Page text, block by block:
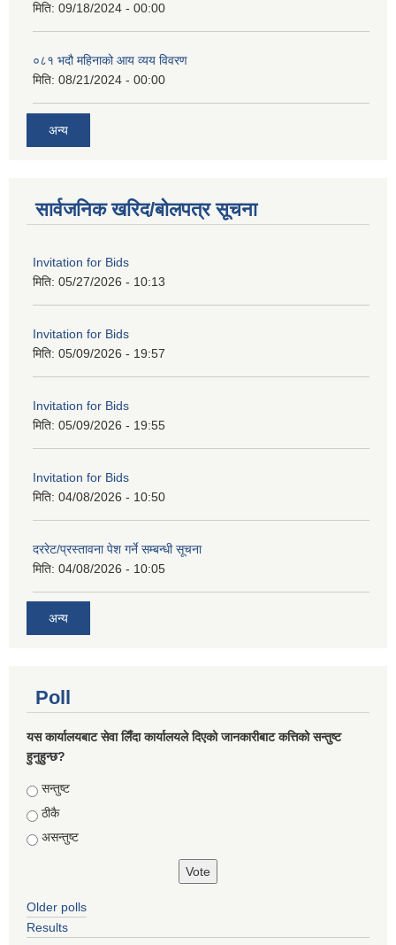
मिति: 09/18/2024 - 00:00
०८१ भदौ महिनाको आय व्यय विवरण
मिति: 08/21/2024 - 00:00
अन्य
सार्वजनिक खरिद/बोलपत्र सूचना
Invitation for Bids
मिति: 05/27/2026 - 10:13
Invitation for Bids
मिति: 05/09/2026 - 19:57
Invitation for Bids
मिति: 05/09/2026 - 19:55
Invitation for Bids
मिति: 04/08/2026 - 10:50
दररेट/प्रस्तावना पेश गर्ने सम्बन्धी सूचना
मिति: 04/08/2026 - 10:05
अन्य
Poll
यस कार्यालयबाट सेवा लिँदा कार्यालयले दिएको जानकारीबाट कत्तिको सन्तुष्ट
हुनुहुन्छ?
Choices
सन्तुष्ट
ठीकै
असन्तुष्ट
Older polls
Results